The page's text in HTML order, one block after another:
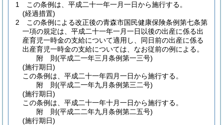
1
この条例は、平成二十一年一月一日から施行する。
(経過措置)
2
この条例による改正後の青森市国民健康保険条例第七条第
一項の規定は、平成二十一年一月一日以後の出産に係る出
産育児一時金の支給について適用し、同日前の出産に係る
出産育児一時金の支給については、なお従前の例による。
附 則(平成二一年三月条例第一三号)
(施行期日)
この条例は、平成二十一年四月一日から施行する。
附 則(平成二一年九月条例第三二号)
(施行期日)
この条例は、平成二十一年十月一日から施行する。
附 則(平成二二年九月条例第二五号)
(施行期日)